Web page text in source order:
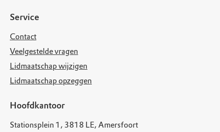
Service
Contact
Veelgestelde vragen
Lidmaatschap wijzigen
Lidmaatschap opzeggen
Hoofdkantoor
Stationsplein 1, 3818 LE, Amersfoort